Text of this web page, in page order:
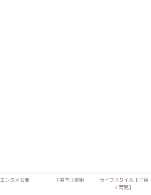
エンタメ芸能 子供向け番組
ライフスタイル【子育
て育児】